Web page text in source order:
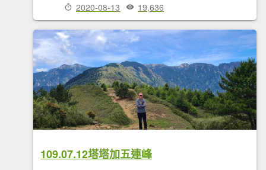
2020-08-13 19,636
109.07.12塔塔加五連峰